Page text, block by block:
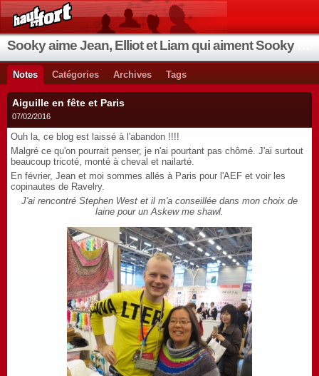
Notes Catégories Archives Tags
Aiguille en fête et Paris
07/02/2016
Ouh la, ce blog est laissé à l'abandon !!!!
Malgré ce qu'on pourrait penser, je n'ai pourtant pas chômé. J'ai surtout
beaucoup tricoté, monté à cheval et nailarté.
En février, Jean et moi sommes allés à Paris pour l'AEF et voir les
copinautes de Ravelry.
J'ai rencontré Stephen West et il m'a conseillée dans mon choix de
laine pour un Askew me shawl.